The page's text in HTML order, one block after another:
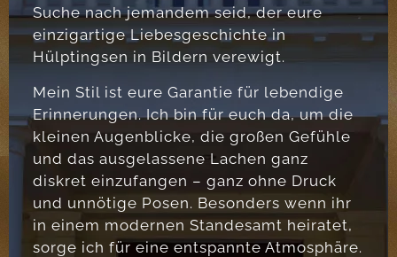
Suche nach jemandem seid, der eure
einzigartige Liebesgeschichte in
Hülptingsen in Bildern verewigt.
Mein Stil ist eure Garantie für lebendige
Erinnerungen. Ich bin für euch da, um die
kleinen Augenblicke, die großen Gefühle
und das ausgelassene Lachen ganz
diskret einzufangen – ganz ohne Druck
und unnötige Posen. Besonders wenn ihr
in einem modernen Standesamt heiratet,
sorge ich für eine entspannte Atmosphäre.